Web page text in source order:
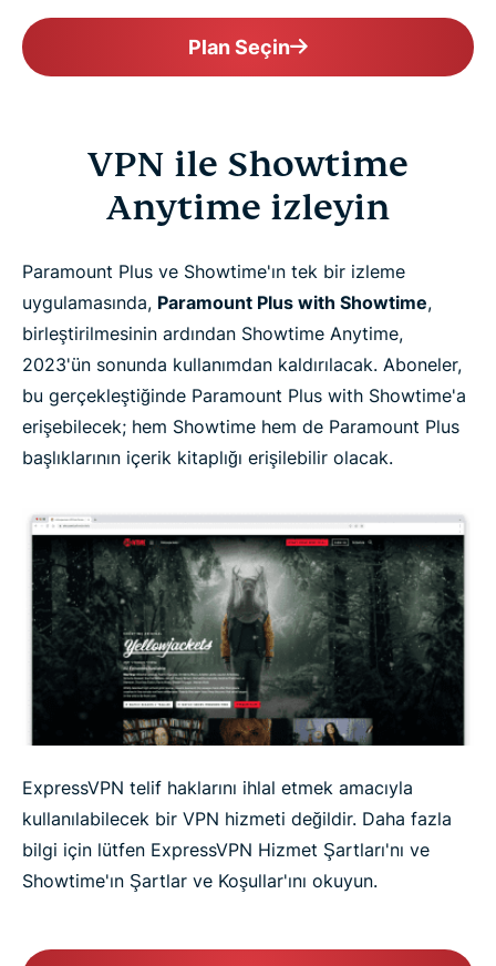
Plan Seçin
VPN ile Showtime
Anytime izleyin
Paramount Plus ve Showtime'ın tek bir izleme
uygulamasında, Paramount Plus with Showtime,
birleştirilmesinin ardından Showtime Anytime,
2023'ün sonunda kullanımdan kaldırılacak. Aboneler,
bu gerçekleştiğinde Paramount Plus with Showtime'a
erişebilecek; hem Showtime hem de Paramount Plus
başlıklarının içerik kitaplığı erişilebilir olacak.
ExpressVPN telif haklarını ihlal etmek amacıyla
kullanılabilecek bir VPN hizmeti değildir. Daha fazla
bilgi için lütfen ExpressVPN Hizmet Şartları'nı ve
Showtime'ın Şartlar ve Koşullar'ını okuyun.